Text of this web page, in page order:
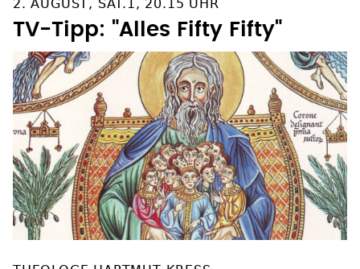
TV-Tipp: "Alles Fifty Fifty"